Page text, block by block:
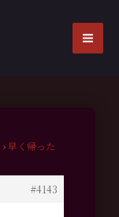
›早く帰った
#4143